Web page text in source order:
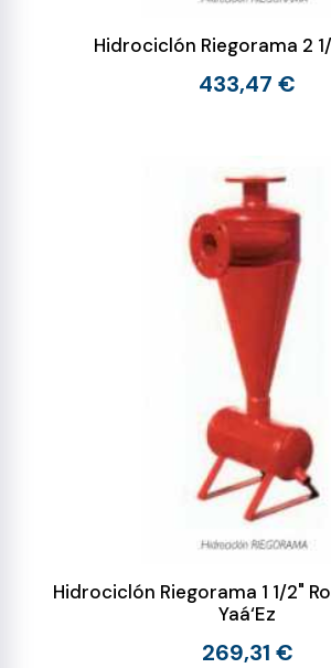
Hidrociclón Riegorama 2
433,47 €
Hidrociclón Riegorama 1 1/2"
Yaá‘Ez
269,31 €